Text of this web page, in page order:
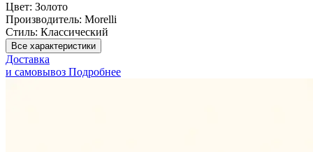
Цвет: Золото
Производитель: Morelli
Стиль: Классический
Все характеристики
Доставка
и самовывоз Подробнее